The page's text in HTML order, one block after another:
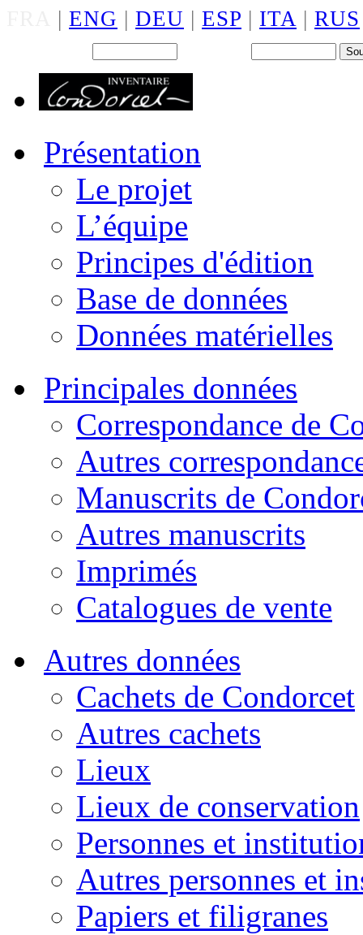
| ENG | DEU | ESP | ITA | RUS
Présentation
Le projet
L’équipe
Principes d'édition
Base de données
Données matérielles
Principales données
Correspondance de
Autres
Manuscrits de
Autres manuscrits
Imprimés
Catalogues de vente
Autres données
Cachets de Condorcet
Autres cachets
Lieux
Lieux de conservation
Personnes et
Autres personnes et
Papiers et filigranes